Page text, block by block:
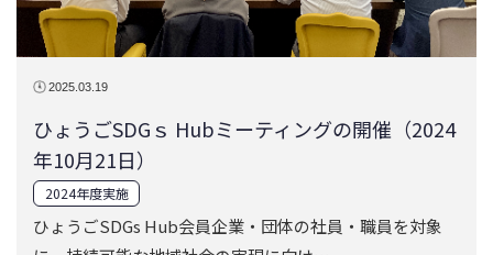
ひょうごSDGs Hub会員企業・団体の社員・職員を対象
に、持続可能な地域社会の実現に向け…
兵庫県商工会議所連合会
兵庫県中小企業家同友会
公益社団法人兵庫工業会